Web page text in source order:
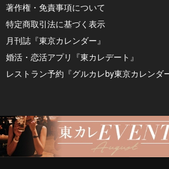
著作権・免責事項について
特定商取引法に基づく表示
月刊誌『東京カレンダー』
婚活・恋活アプリ『東カレデート』
レストラン予約『グルカレby東京カレンダ
© 2026